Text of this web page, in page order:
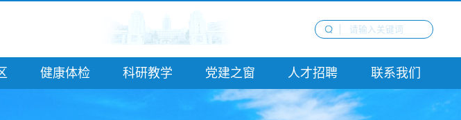
健康体检 科研教学 党建之窗 人才招聘 联系我们